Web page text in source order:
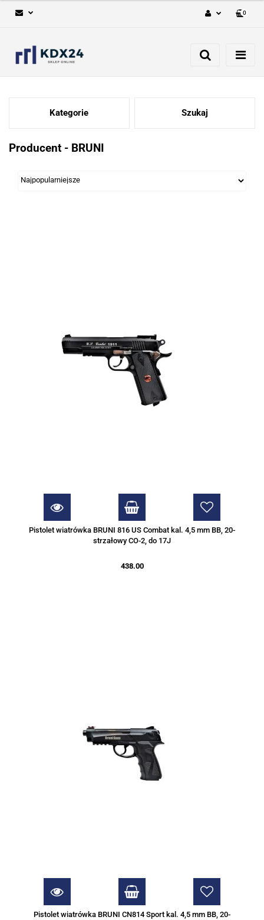
Zarejestruj się
0
Kategorie Szukaj
Producent - BRUNI
Pistolet wiatrówka BRUNI 816 US Combat kal. 4,5 mm BB, 20-
strzałowy CO-2, do 17J
438.00
Pistolet wiatrówka BRUNI CN814 Sport kal. 4,5 mm BB, 20-